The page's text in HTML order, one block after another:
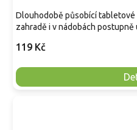
119 Kč
Dlouhodobě působící
zahradě i v nádobách postupně